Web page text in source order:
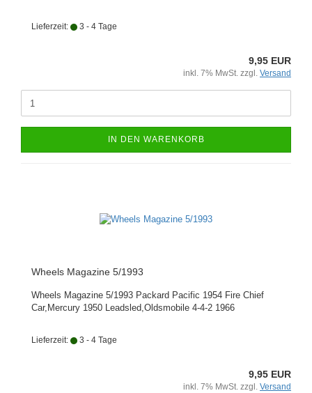
Lieferzeit: 3 - 4 Tage
9,95 EUR
inkl. 7% MwSt. zzgl. Versand
IN DEN WARENKORB
Wheels Magazine 5/1993
Wheels Magazine 5/1993 Packard Pacific 1954 Fire Chief
Car,Mercury 1950 Leadsled,Oldsmobile 4-4-2 1966
Lieferzeit: 3 - 4 Tage
9,95 EUR
inkl. 7% MwSt. zzgl. Versand